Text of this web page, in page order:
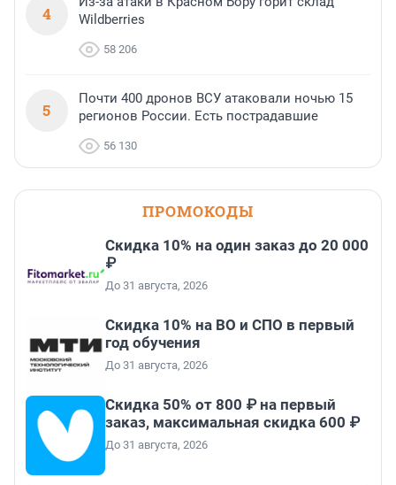
4
Wildberries
58 206
5
Почти 400 дронов ВСУ атаковали ночью 15
регионов России. Есть пострадавшие
56 130
ПРОМОКОДЫ
Скидка 10% на один заказ до 20 000
₽
До 31 августа, 2026
Скидка 10% на ВО и СПО в первый
год обучения
До 31 августа, 2026
Скидка 50% от 800 ₽ на первый
заказ, максимальная скидка 600 ₽
До 31 августа, 2026